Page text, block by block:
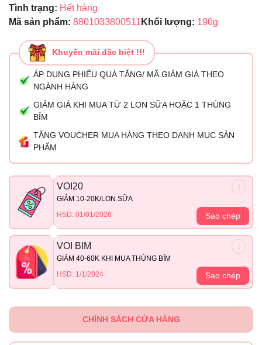
Tình trạng: Hết hàng
Mã sản phẩm: 8801033800511 Khối lượng: 190g
Khuyến mãi đặc biệt !!!
ÁP DỤNG PHIẾU QUÀ TẶNG/ MÃ GIẢM GIÁ THEO
NGÀNH HÀNG
GIẢM GIÁ KHI MUA TỪ 2 LON SỮA HOẶC 1 THÙNG
BỈM
TẶNG VOUCHER MUA HÀNG THEO DANH MỤC SẢN
PHẨM
VOI20
GIẢM 10-20K/LON SỮA
HSD: 01/01/2026
Sao chép
VOI BIM
GIẢM 40-60K KHI MUA THÙNG BỈM
HSD: 1/1/2024
Sao chép
CHÍNH SÁCH CỬA HÀNG